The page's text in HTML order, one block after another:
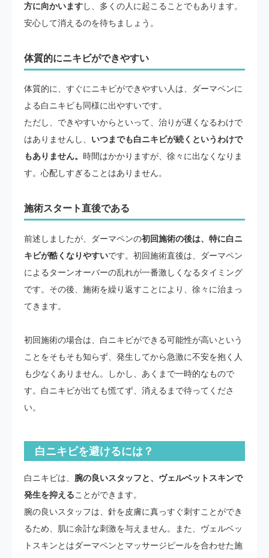
方に向かいますし、多くの人に起こることでもあります。
安心して消えるのを待ちましょう。
体質的にニキビができやすい
体質的に、すぐにニキビができやすい人は、ダーマペンに
よる白ニキビも同様に出やすいです。
ただし、できやすいからといって、治りが遅くなるわけで
はありませんし、 いつまでも白ニキビが続くというわけで
もありません。 時間はかかりますが、徐々に出なくなりま
す。心配しすぎることはありません。
施術スタート直後である
前述しましたが、ダーマペンの初回施術の後は、特に白ニ
キビが酷くなりやすいです。初回施術直後は、ダーマペン
によるターンオーバーの乱れが一番激しくなるタイミング
です。その後、施術を繰り返すことにより、徐々に治まっ
てきます。
初回施術の場合は、白ニキビができる可能性が高いという
ことをそもそも知らず、発生してから急激に不安を抱く人
も少なくありません。しかし、あくまで一時的なもので
す。白ニキビが出ても慌てず、消えるまで待ってくださ
い。
白ニキビを避けるには？
白ニキビは、 腕の良いスタッフと、ヴェルベットスキンで
発生を抑えることができます。
腕の良いスタッフは、針を皮膚に真っすぐ刺すことができ
るため、肌に余計な刺激を与えません。また、ヴェルベッ
トスキンとはダーマペンとマッサージピールを合わせた施